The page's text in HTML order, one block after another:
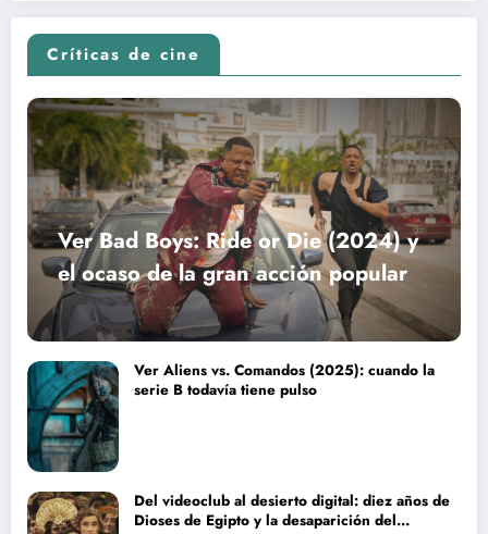
Críticas de cine
Ver Bad Boys: Ride or Die (2024) y
el ocaso de la gran acción popular
Ver Aliens vs. Comandos (2025): cuando la
serie B todavía tiene pulso
Del videoclub al desierto digital: diez años de
Dioses de Egipto y la desaparición del